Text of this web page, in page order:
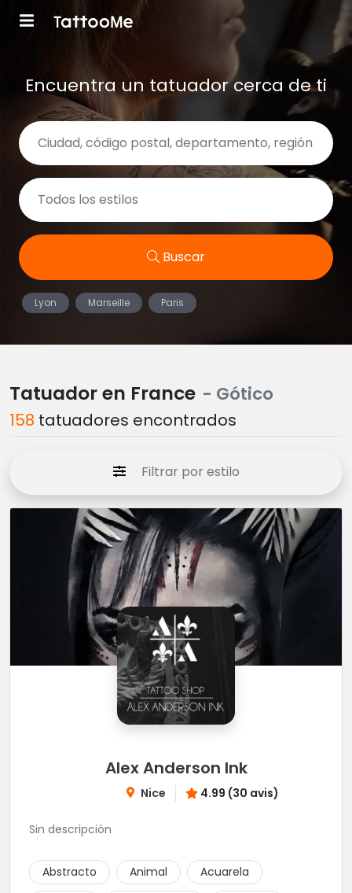
Encuentra un tatuador cerca de ti
Buscar
Lyon Marseille Paris
Tatuador en France - Gótico
158 tatuadores encontrados
Filtrar por estilo
Alex Anderson Ink
Nice 4.99 (30 avis)
Sin descripción
Abstracto Animal
Acuarela